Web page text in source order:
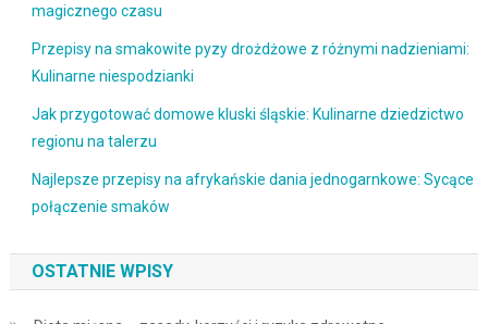
magicznego czasu
Przepisy na smakowite pyzy drożdżowe z różnymi nadzieniami:
Kulinarne niespodzianki
Jak przygotować domowe kluski śląskie: Kulinarne dziedzictwo
regionu na talerzu
Najlepsze przepisy na afrykańskie dania jednogarnkowe: Sycące
połączenie smaków
OSTATNIE WPISY